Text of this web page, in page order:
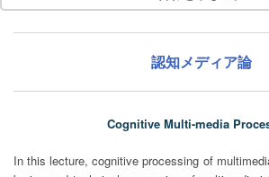
認知メディア論
Cognitive Multi-media
In this lecture, cognitive processing of